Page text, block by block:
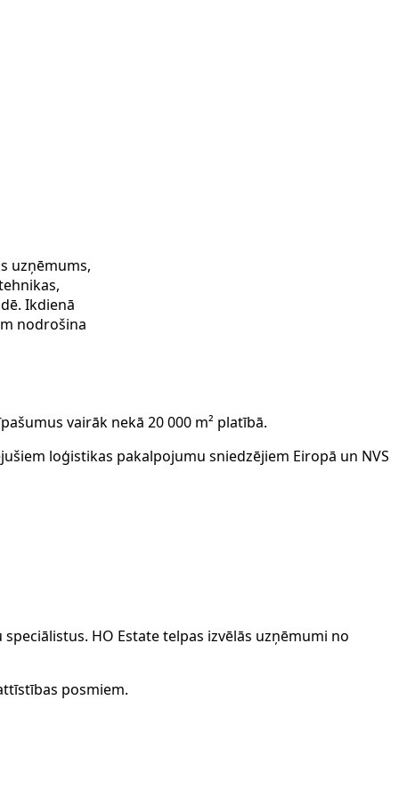
uzņēmums,
Ikdienā
nodrošina
vairāk nekā 20 000 m² platībā.
loģistikas pakalpojumu sniedzējiem Eiropā un NVS
HO Estatetelpas izvēlās uzņēmumi no
posmiem.